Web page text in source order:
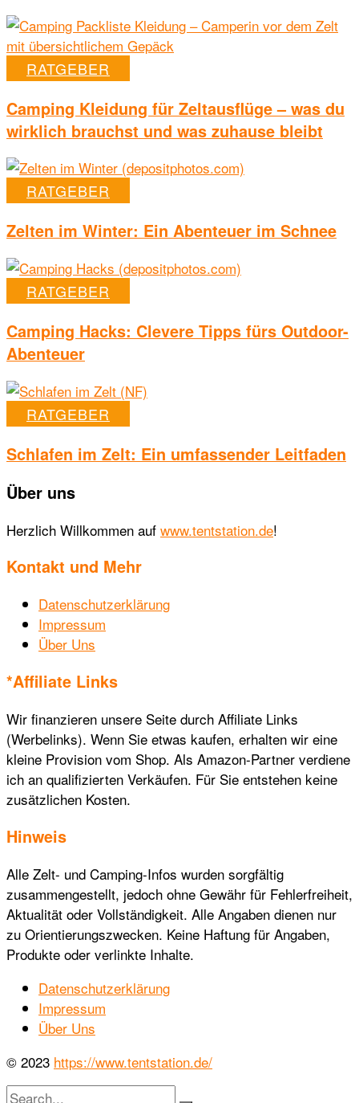
RATGEBER
Camping Kleidung für Zeltausflüge – was du
wirklich brauchst und was zuhause bleibt
RATGEBER
Zelten im Winter: Ein Abenteuer im Schnee
RATGEBER
Camping Hacks: Clevere Tipps fürs Outdoor-
Abenteuer
RATGEBER
Schlafen im Zelt: Ein umfassender Leitfaden
Über uns
Herzlich Willkommen auf www.tentstation.de!
Kontakt und Mehr
Datenschutzerklärung
Impressum
Über Uns
*Affiliate Links
Wir finanzieren unsere Seite durch Affiliate Links
(Werbelinks). Wenn Sie etwas kaufen, erhalten wir eine
kleine Provision vom Shop. Als Amazon-Partner verdiene
ich an qualifizierten Verkäufen. Für Sie entstehen keine
zusätzlichen Kosten.
Hinweis
Alle Zelt- und Camping-Infos wurden sorgfältig
zusammengestellt, jedoch ohne Gewähr für Fehlerfreiheit,
Aktualität oder Vollständigkeit. Alle Angaben dienen nur
zu Orientierungszwecken. Keine Haftung für Angaben,
Produkte oder verlinkte Inhalte.
Datenschutzerklärung
Impressum
Über Uns
© 2023 https://www.tentstation.de/